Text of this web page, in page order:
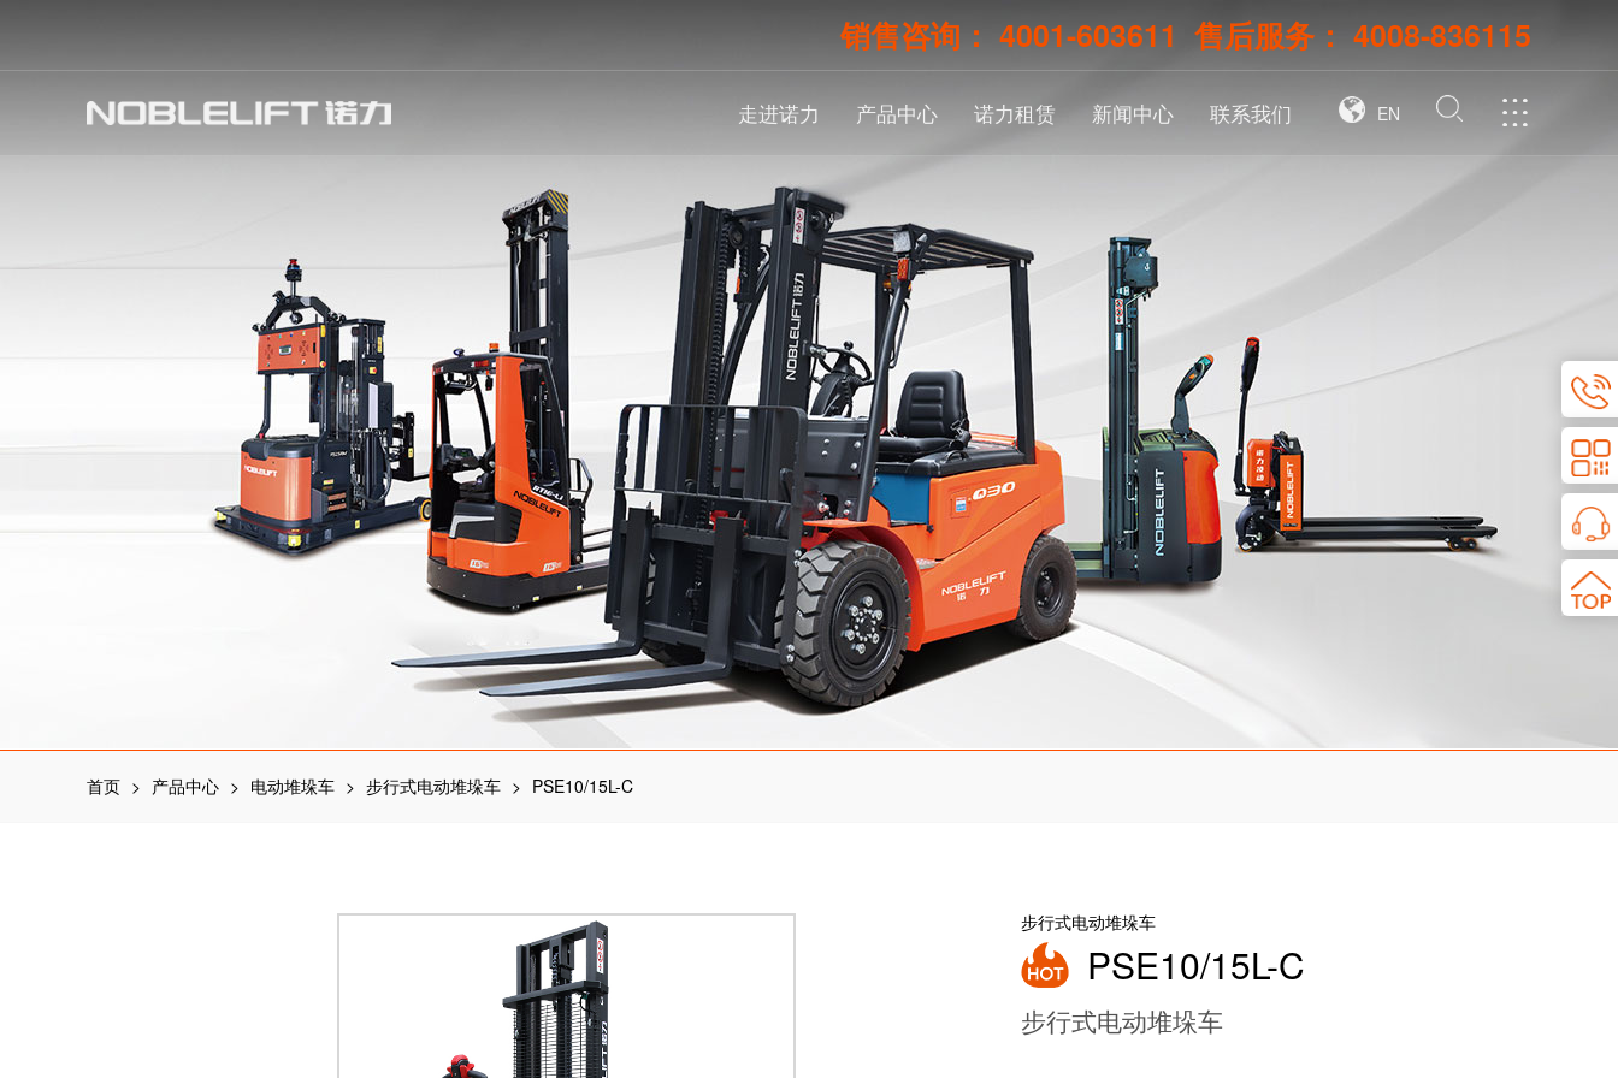
销售咨询： 4001-603611 售后服务： 4008-836115
EN
走进诺力 产品中心 诺力租赁 新闻中心 联系我们
首页 > 产品中心 > 电动堆垛车 > 步行式电动堆垛车 > PSE10/15L-C
步行式电动堆垛车
PSE10/15L-C
步行式电动堆垛车